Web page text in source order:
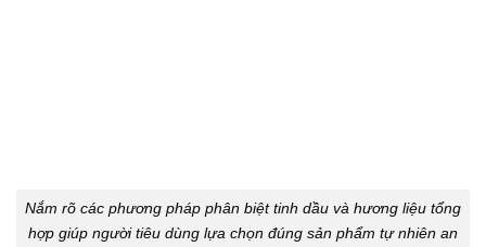
Nắm rõ các phương pháp phân biệt tinh dầu và hương liệu tổng
hợp giúp người tiêu dùng lựa chọn đúng sản phẩm tự nhiên an